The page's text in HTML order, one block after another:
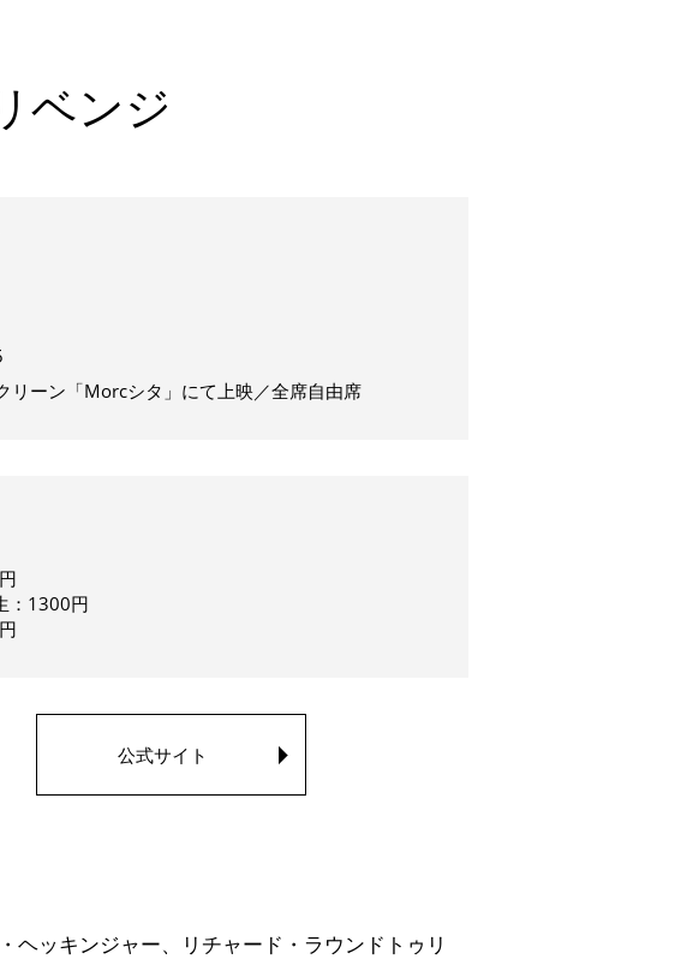
ベンジ
リーン「Morcシタ」にて上映／全席自由席
：1300円
公式サイト
ッキンジャー、リチャード・ラウンドトゥリ